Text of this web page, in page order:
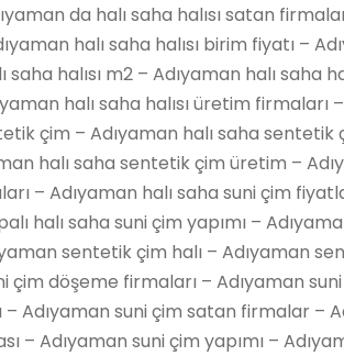
da halı saha halısı satan
halı saha halısı birim fiyatı –
saha halısı m2 – Adıyaman halı saha
halı saha halısı üretim firmaları
çim – Adıyaman halı saha
halı saha sentetik çim üretim –
– Adıyaman halı saha suni çim
halı saha suni çim yapımı –
sentetik çim halı – Adıyaman
çim döşeme firmaları – Adıyaman
Adıyaman suni çim satan firmalar –
– Adıyaman suni çim yapımı –